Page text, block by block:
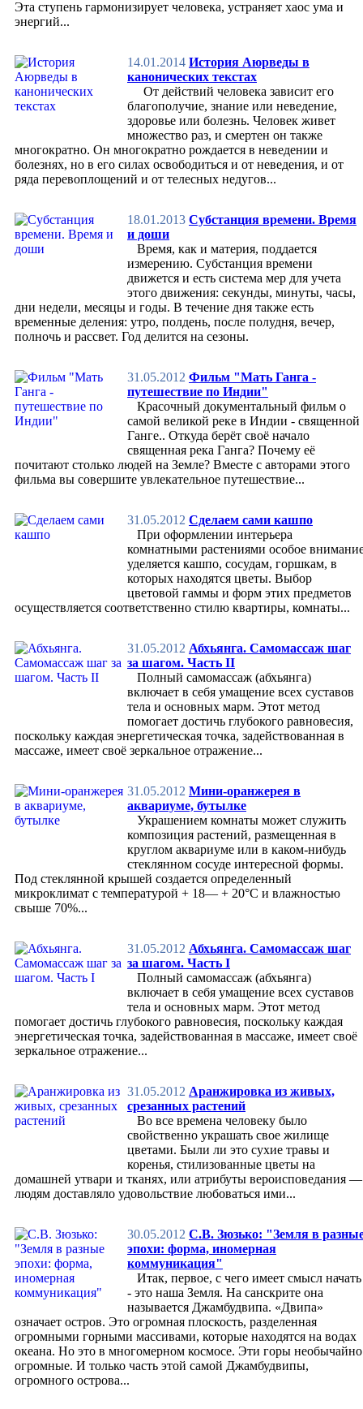
Ароматерапия
Лечебные травы
Профилактика
Стрессы и депрессии
Терапия
Разное
Биоритмология
Оздоровительные системы
Экология
Новости
Экосистемы
Экотранспорт
Экопоселения
Экология быта
Экология питания
Экологическая этика
Разные эко-новинки
Питание
Этика питания
Системы питания
Ведическая кулинария
Вегетарианское питание
Заготовки на зиму
Кулинарные рецепты
Рецепты к праздникам
Психология питания
Разное
Разновидности диет
Советы по здоровому питанию
Продукты питания
Разные продукты
Продукты коровы
Пряности, травы, растения
Семья
Мамам
Всякие всячины
Загадки
Истории и легенды
Колыбельные
Сказки
Школьникам
Психология супружества
Зачатие и рождение
Воспитание детей
Отношения в роду
Рекомендации
Творим с детьми
Дом
Ландшафтный дизайн
Домашние питомцы
Комнатные цветы
Полезные советы
Отдых
Кафе
Кино
Развлечения
Акции
Телевидение
Острова
Места силы
Горы и пещеры
Города и страны
Памятники культуры
Места паломничества
Реки, озёра, водопады
Оздоровительный туризм
Видеотека путешествий
Советы путешественникам
Заповедники
Книги
Юмор
Спорт
Эта ступень гармонизирует человека, устраняет хаос ума и
энергий...
14.01.2014 История Аюрведы в
канонических текстах
От действий человека зависит его
благополучие, знание или неведение,
здоровье или болезнь. Человек живет
множество раз, и смертен он также
многократно. Он многократно рождается в неведении и
болезнях, но в его силах освободиться и от неведения, и от
ряда перевоплощений и от телесных недугов...
18.01.2013 Субстанция времени. Время
и доши
Время, как и материя, поддается
измерению. Субстанция времени
движется и есть система мер для учета
этого движения: секунды, минуты, часы,
дни недели, месяцы и годы. В течение дня также есть
временные деления: утро, полдень, после полудня, вечер,
полночь и рассвет. Год делится на сезоны.
31.05.2012 Фильм "Мать Ганга -
путешествие по Индии"
Красочный документальный фильм о
самой великой реке в Индии - священной
Ганге.. Откуда берёт своё начало
священная река Ганга? Почему её
почитают столько людей на Земле? Вместе с авторами этого
фильма вы совершите увлекательное путешествие...
31.05.2012 Сделаем сами кашпо
При оформлении интерьера
комнатными растениями особое
уделяется кашпо, сосудам, горшкам, в
которых находятся цветы. Выбор
цветовой гаммы и форм этих предметов
осуществляется соответственно стилю квартиры, комнаты...
31.05.2012 Абхьянга. Самомассаж шаг
за шагом. Часть II
Полный самомассаж (абхьянга)
включает в себя умащение всех суставов
тела и основных марм. Этот метод
помогает достичь глубокого равновесия,
поскольку каждая энергетическая точка, задействованная в
массаже, имеет своё зеркальное отражение...
31.05.2012 Мини-оранжерея в
аквариуме, бутылке
Украшением комнаты может служить
композиция растений, размещенная в
круглом аквариуме или в каком-нибудь
стеклянном сосуде интересной формы.
Под стеклянной крышей создается определенный
микроклимат с температурой + 18— + 20°С и влажностью
свыше 70%...
31.05.2012 Абхьянга. Самомассаж шаг
за шагом. Часть I
Полный самомассаж (абхьянга)
включает в себя умащение всех суставов
тела и основных марм. Этот метод
помогает достичь глубокого равновесия, поскольку каждая
энергетическая точка, задействованная в массаже, имеет своё
зеркальное отражение...
31.05.2012 Аранжировка из живых,
срезанных растений
Во все времена человеку было
свойственно украшать свое жилище
цветами. Были ли это сухие травы и
коренья, стилизованные цветы на
домашней утвари и тканях, или атрибуты вероисповедания —
людям доставляло удовольствие любоваться ими...
30.05.2012 С.В. Зюзько: "Земля в
эпохи: форма, иномерная
коммуникация"
Итак, первое, с чего имеет смысл начать
- это наша Земля. На санскрите она
называется Джамбудвипа. «Двипа»
означает остров. Это огромная плоскость, разделенная
огромными горными массивами, которые находятся на водах
океана. Но это в многомерном космосе. Эти горы необычайно
огромные. И только часть этой самой Джамбудвипы,
огромного острова...